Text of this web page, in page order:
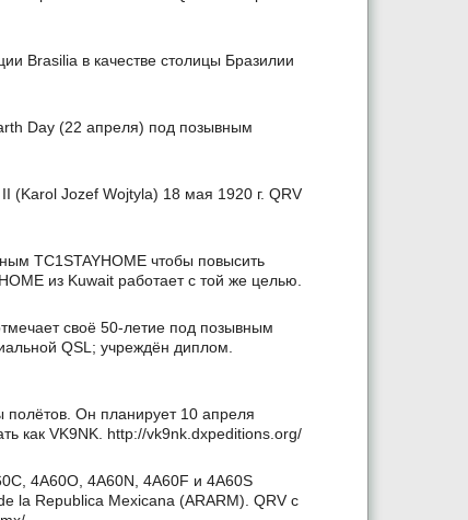
Brasilia в качестве столицы Бразилии
Day (22 апреля) под позывным
(Karol Jozef Wojtyla) 18 мая 1920 г. QRV
TC1STAYHOME чтобы повысить
из Kuwait работает с той же целью.
своё 50-летие под позывным
QSL; учреждён диплом.
полётов. Он планирует 10 апреля
как VK9NK. http://vk9nk.dxpeditions.org/
4A60O, 4A60N, 4A60F и 4A60S
la Republica Mexicana (ARARM). QRV с